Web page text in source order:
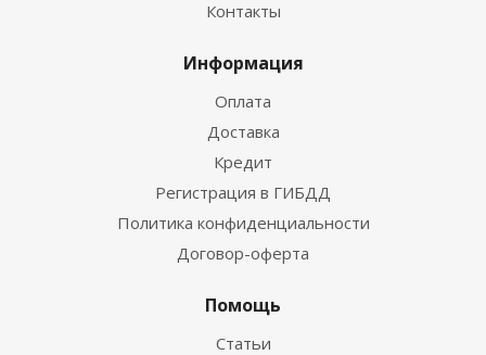
Контакты
Информация
Оплата
Доставка
Кредит
Регистрация в ГИБДД
Политика конфиденциальности
Договор-оферта
Помощь
Статьи